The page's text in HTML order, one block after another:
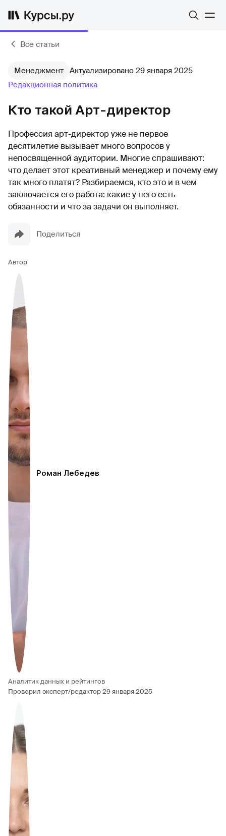
Все статьи
Менеджмент Актуализировано 29 января 2025
Редакционная политика
Кто такой Арт-директор
Профессия арт-директор уже не первое
десятилетие вызывает много вопросов у
непосвященной аудитории. Многие спрашивают:
что делает этот креативный менеджер и почему ему
так много платят? Разбираемся, кто это и в чем
заключается его работа: какие у него есть
обязанности и что за задачи он выполняет.
Поделиться
Автор
Роман Лебедев
Аналитик данных и рейтингов
Проверил эксперт/редактор29 января 2025